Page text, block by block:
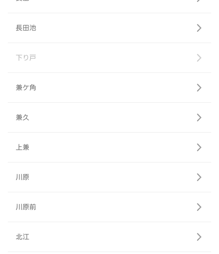
長田池
下り戸
兼ケ角
兼久
上兼
川原
川原前
北江